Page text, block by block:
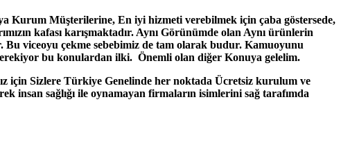
Kurum Müşterilerine, En iyi hizmeti verebilmek için çaba göstersede,
kafası karışmaktadır. Aynı Görünümde olan Aynı ürünlerin
viceoyu çekme sebebimiz de tam olarak budur. Kamuoyunu
bu konulardan ilki. Önemli olan diğer Konuya gelelim.
için Sizlere Türkiye Genelinde her noktada Ücretsiz kurulum ve
insan sağlığı ile oynamayan firmaların isimlerini sağ tarafımda